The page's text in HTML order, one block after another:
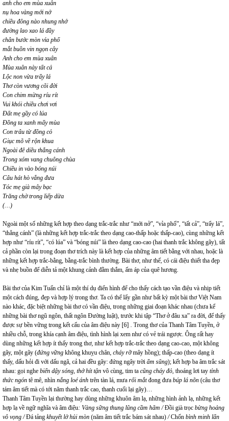
anh cho em mùa xuân
nụ hoa vàng mới nở
chiều đông nào nhung nhớ
đường lao xao lá đầy
chân bước mòn vỉa phố
mắt buồn vin ngọn cây
Anh cho em mùa xuân
Mùa xuân này tất cả
Lộc non vừa trẩy lá
Thơ còn vương cõi đời
Con chim mừng ríu rít
Vui khói chiều chơi vơi
Đất mẹ gầy có lúa
Đồng ta xanh mấy mùa
Con trâu từ đồng cỏ
Giục mõ về rộn khua
Ngoài đê diều thẳng cánh
Trong xóm vang chuông chùa
Chiều in vào bóng núi
Câu hát hò vẳng đưa
Tóc mẹ già mây bạc
Trăng chờ trong liếp dừa
(…)
Ngoài một số những kết hợp theo dạng trắc-trắc như “mới nở”, “vỉa phố”, “tất cả”, “trẩy lá”,
“thẳng cánh” (là những kết hợp trắc-trắc theo dạng cao-thấp hoặc thấp-cao), cùng những kết
hợp như “ríu rít”, “có lúa” và “bóng núi” là theo dạng cao-cao (hai thanh trắc không gãy), tất
cả phần còn lại trong đoạn thơ trích này là kết hợp của những âm tiết bằng với nhau, hoặc là
những kết hợp trắc-bằng, bằng-trắc bình thường. Bài thơ, như thế, có cái điệu thiết tha đẹp
và nhẹ buồn để diễn tả một khung cảnh đằm thắm, ấm áp của quê hương.
Bài thơ của Kim Tuấn chỉ là một thí dụ điển hình để cho thấy cách tạo vần điệu và nhịp tiết
một cách đúng, đẹp và hợp lý trong thơ. Ta có thể lấy gần như bất kỳ một bài thơ Việt Nam
nào khác, đặc biệt những bài thơ có vần điệu, trong những giai đoạn khác nhau (chưa kể
những bài thơ ngũ ngôn, thất ngôn Đường luật), trước khi tập “Thơ ở đâu xa” ra đời, để thấy
được sự bền vững trong kết cấu của âm điệu này [6] . Trong thơ của Thanh Tâm Tuyền, ở
nhiều chỗ, trong khía cạnh âm điệu, tình hình lại xem như có vẻ trái ngược. Ông rất hay
dùng những kết hợp ít thấy trong thơ, như kết hợp trắc-trắc theo dạng cao-cao, một không
gãy, một gãy (đứng vững không khuỵu chân, cháy rỡmây hồng); thấp-cao (theo dạng ít
thấy, dấu hỏi đi với dấu ngã, cả hai đều gãy: đứng ngây trời ẩm sũng); kết hợp ba âm trắc sát
nhau: gọi nghe biển dậy sóng, thở hít tận vô cùng, tim ta cũng cháy đỏ, thoáng lơi tay tỉnh
thức ngón tê mê, nhìn nắng loé ánh trên tàn lá, mưa rối mắtđong đưa búp lá nõn (câu thơ
tám âm tiết mà có tới năm thanh trắc cao, thanh cuối lại gãy)…
Thanh Tâm Tuyền lại thường hay dùng những khuôn âm lạ, những hình ảnh lạ, những kết
hợp lạ về ngữ nghĩa và âm điệu: Vàng sững thung lũng cầm hãm /Đồi già trọc bừng hoảng
vô vọng /Đá tảng khuyết lở hủi mòn (năm âm tiết trắc bám sát nhau)/Chốn bình minh lẩn